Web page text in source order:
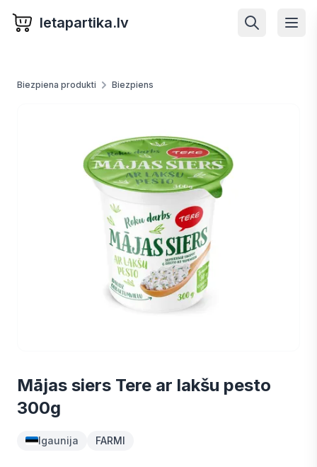
letapartika.lv
Biezpiena produkti Biezpiens
Mājas siers Tere ar lakšu pesto
300g
Igaunija FARMI